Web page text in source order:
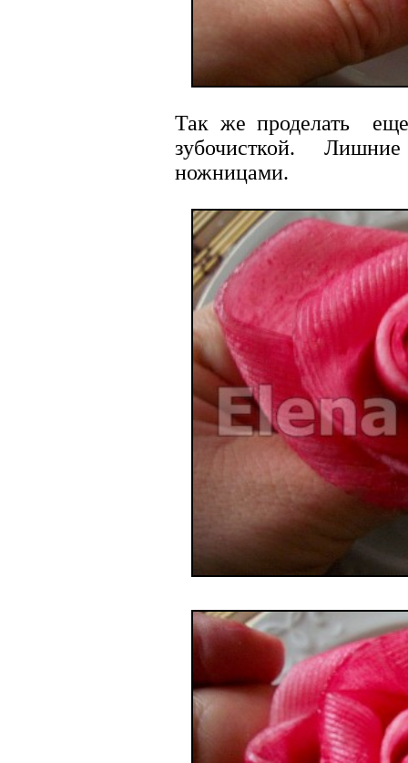
Так же проделать
зубочисткой.
ножницами.